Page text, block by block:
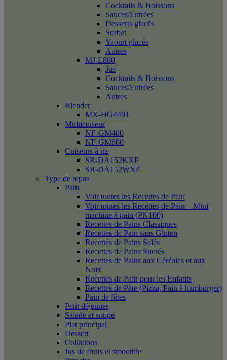
Cocktails & Boissons
Sauces/Entrées
Desserts glacés
Sorbet
Yaourt glacés
Autres
MJ-L800
Jus
Cocktails & Boissons
Sauces/Entrées
Autres
Blender
MX-HG4401
Multicuiseur
NF-GM400
NF-GM600
Cuiseurs à riz
SR-DA152KXE
SR-DA152WXE
Type de repas
Pain
Voir toutes les Recettes de Pain
Voir toutes les Recettes de Pain – Mini
machine à pain (PN100)
Recettes de Pains Classiques
Recettes de Pain sans Gluten
Recettes de Pains Salés
Recettes de Pains Sucrés
Recettes de Pains aux Céréales et aux
Noix
Recettes de Pain pour les Enfants
Recettes de Pâte (Pizza, Pain à hamburger)
Pain de fêtes
Petit déjeuner
Salade et soupe
Plat principal
Dessert
Collations
Jus de fruits et smoothie